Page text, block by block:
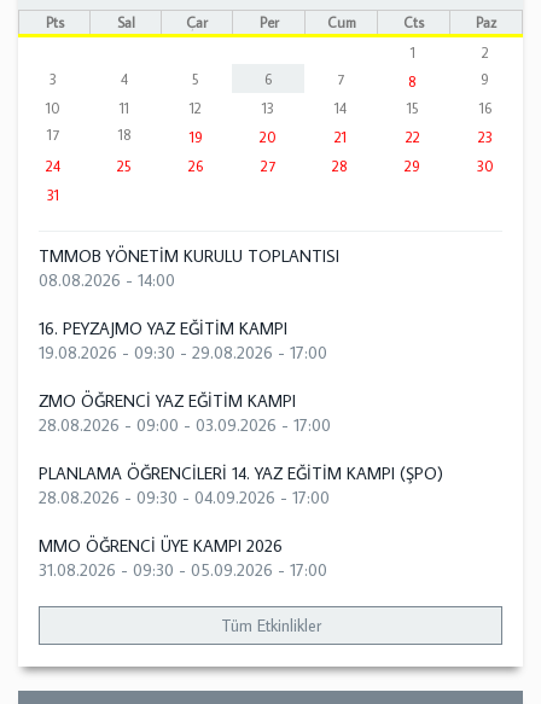
Pts Sal Çar Per Cum Cts
Paz
1
2
3
4 5 6 7 8
9
10
11 12 13 14 15
16
17
18 19 20 21 22
23
24
25 26 27 28 29
30
31
TMMOB YÖNETİM KURULU TOPLANTISI
08.08.2026 - 14:00
16. PEYZAJMO YAZ EĞİTİM KAMPI
19.08.2026 - 09:30 - 29.08.2026 - 17:00
ZMO ÖĞRENCİ YAZ EĞİTİM KAMPI
28.08.2026 - 09:00 - 03.09.2026 - 17:00
PLANLAMA ÖĞRENCİLERİ 14. YAZ EĞİTİM KAMPI (ŞPO)
28.08.2026 - 09:30 - 04.09.2026 - 17:00
MMO ÖĞRENCİ ÜYE KAMPI 2026
31.08.2026 - 09:30 - 05.09.2026 - 17:00
Tüm Etkinlikler